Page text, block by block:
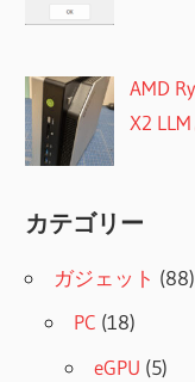
AMD
X2
カテゴリー
ガジェット (88)
PC (18)
eGPU (5)